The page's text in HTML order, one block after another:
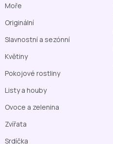
Moře
Originální
Slavnostní a sezónní
Květiny
Pokojové rostliny
Listy a houby
Ovoce a zelenina
Zvířata
Srdíčka